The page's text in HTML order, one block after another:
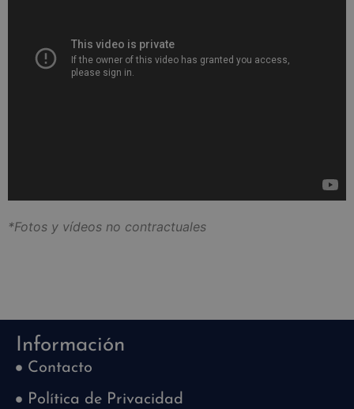
*Fotos y vídeos no contractuales
Información
Contacto
Política de Privacidad